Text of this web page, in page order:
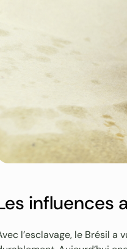
influences
l’esclavage, le Brésil